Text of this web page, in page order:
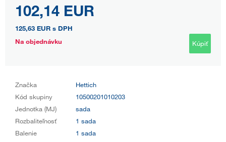
102,14 EUR
125,63 EUR s DPH
Na objednávku
Kúpiť
Značka
Hettich
Kód skupiny
10500201010203
Jednotka (MJ)
sada
Rozbaliteľnosť
1 sada
Balenie
1 sada